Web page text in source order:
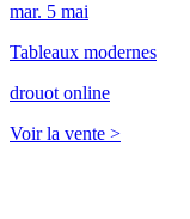
mar. 5 mai
Tableaux modernes
drouot online
Voir la vente >